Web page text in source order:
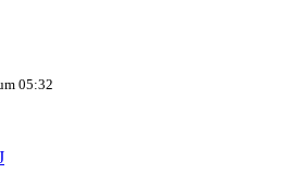
05:32